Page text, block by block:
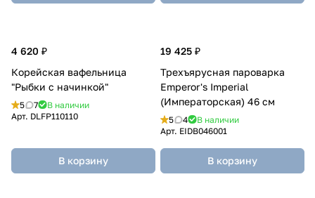
4 620 ₽
Корейская вафельница
"Рыбки с начинкой"
5 7
В наличии
Арт. DLFP110110
В корзину
19 425 ₽
Трехъярусная пароварка
Emperor's Imperial
(Императорская) 46 см
5 4
В наличии
Арт. EIDB046001
В корзину